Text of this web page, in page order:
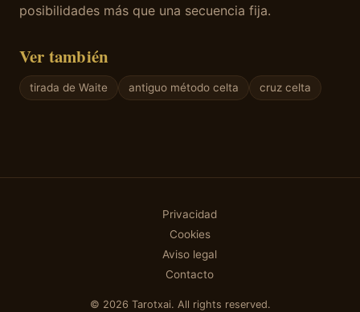
posibilidades más que una secuencia fija.
Ver también
tirada de Waite antiguo método celta cruz celta
Privacidad
Cookies
Aviso legal
Contacto
© 2026 Tarotxai. All rights reserved.